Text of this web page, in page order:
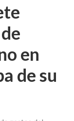
en
de su